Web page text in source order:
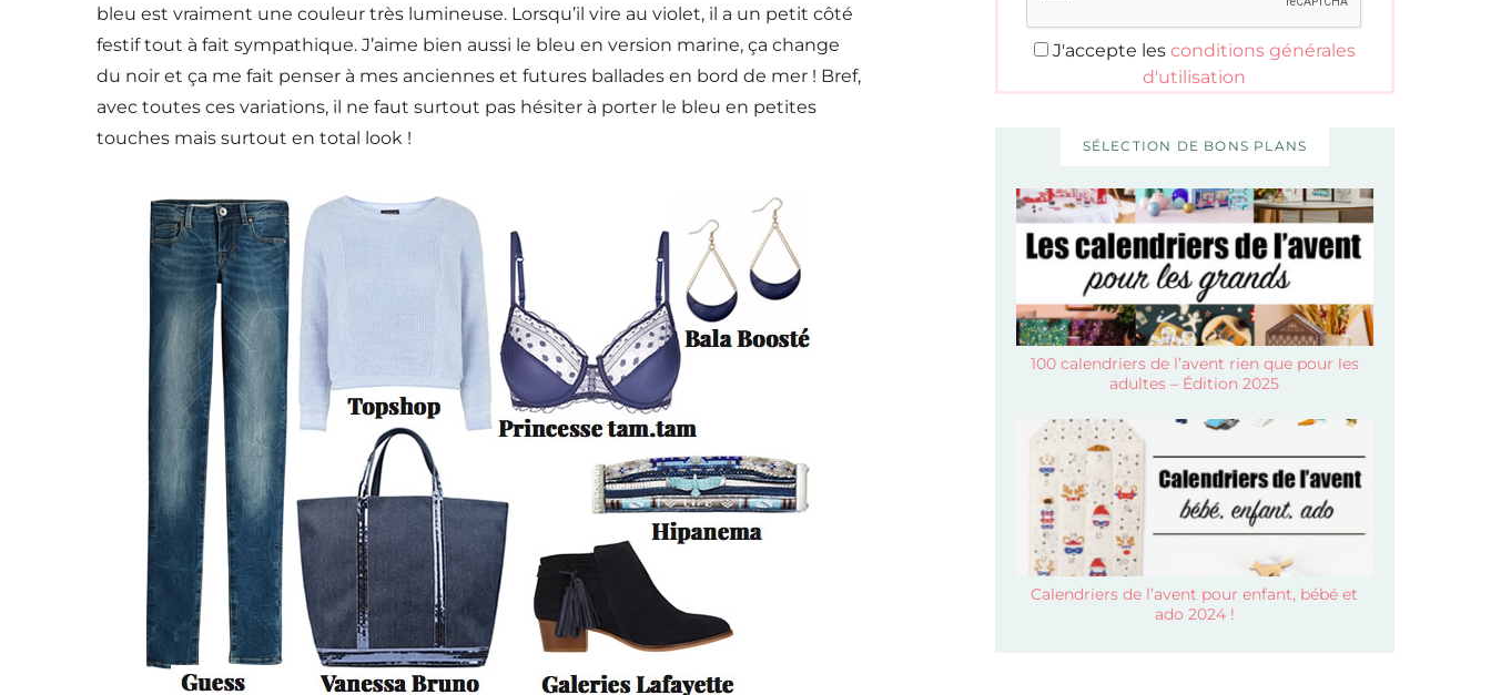
bleu est vraiment une couleur très lumineuse. Lorsqu’il vire au violet, il a un petit côté
festif tout à fait sympathique. J’aime bien aussi le bleu en version marine, ça change
du noir et ça me fait penser à mes anciennes et futures ballades en bord de mer ! Bref,
avec toutes ces variations, il ne faut surtout pas hésiter à porter le bleu en petites
touches mais surtout en total look !
J'accepte les conditions générales
d'utilisation
SÉLECTION DE BONS PLANS
100 calendriers de l’avent rien que pour les
adultes – Édition 2025
Calendriers de l’avent pour enfant, bébé et
ado 2024 !